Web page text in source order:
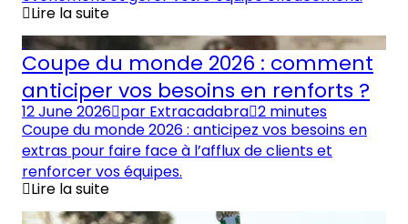
Lire la suite
Coupe du monde 2026 : comment
anticiper vos besoins en renforts ?
12 June 2026 par Extracadabra 2 minutes
Coupe du monde 2026 : anticipez vos besoins en
extras pour faire face à l’afflux de clients et
renforcer vos équipes.
Lire la suite